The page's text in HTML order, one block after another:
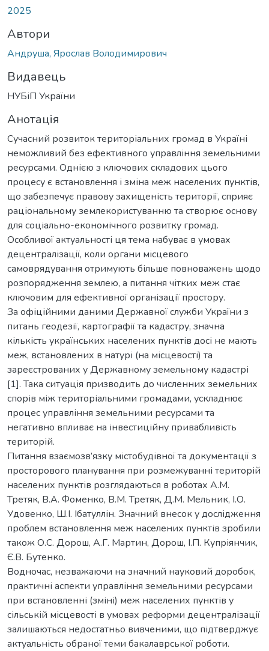
2025
Автори
Андруша, Ярослав Володимирович
Видавець
НУБіП України
Анотація
Сучасний розвиток територіальних громад в Україні
неможливий без ефективного управління земельними
ресурсами. Однією з ключових складових цього
процесу є встановлення і зміна меж населених пунктів,
що забезпечує правову захищеність території, сприяє
раціональному землекористуванню та створює основу
для соціально-економічного розвитку громад.
Особливої актуальності ця тема набуває в умовах
децентралізації, коли органи місцевого
самоврядування отримують більше повноважень щодо
розпорядження землею, а питання чітких меж стає
ключовим для ефективної організації простору.
За офіційними даними Державної служби України з
питань геодезії, картографії та кадастру, значна
кількість українських населених пунктів досі не мають
меж, встановлених в натурі (на місцевості) та
зареєстрованих у Державному земельному кадастрі
[1]. Така ситуація призводить до численних земельних
спорів між територіальними громадами, ускладнює
процес управління земельними ресурсами та
негативно впливає на інвестиційну привабливість
територій.
Питання взаємозв’язку містобудівної та документації з
просторового планування при розмежуванні територій
населених пунктів розглядаються в роботах А.М.
Третяк, В.А. Фоменко, В.М. Третяк, Д.М. Мельник, І.О.
Удовенко, Ш.І. Ібатуллін. Значний внесок у дослідження
проблем встановлення меж населених пунктів зробили
також О.С. Дорош, А.Г. Мартин, Дорош, І.П. Купріянчик,
Є.В. Бутенко.
Водночас, незважаючи на значний науковий доробок,
практичні аспекти управління земельними ресурсами
при встановленні (зміні) меж населених пунктів у
сільській місцевості в умовах реформи децентралізації
залишаються недостатньо вивченими, що підтверджує
актуальність обраної теми бакалаврської роботи.